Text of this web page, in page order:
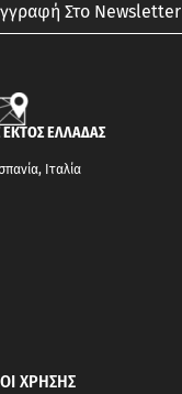
Στο Newsletter
ΕΚΤΟΣ ΕΛΛΑΔΑΣ
Ιταλία
ΧΡΗΣΗΣ